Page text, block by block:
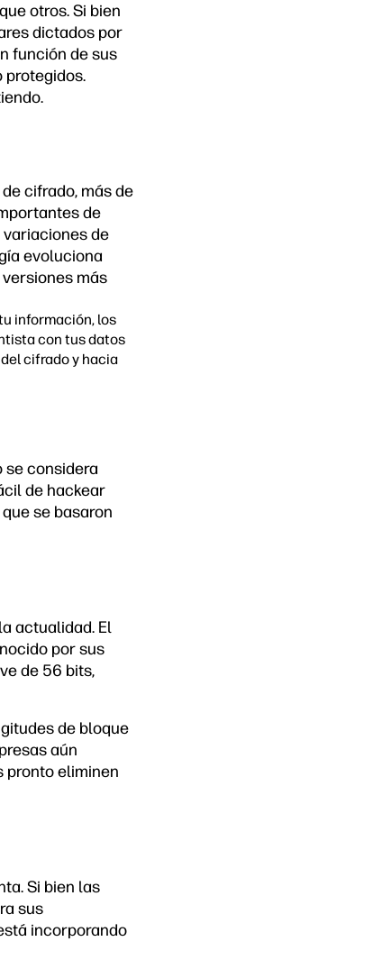
otros. Si bien
dictados por
función de sus
protegidos.
cifrado, más de
de
de
evoluciona
más
información, los
con tus datos
cifrado y hacia
se considera
de hackear
se basaron
actualidad. El
por sus
de 56 bits,
de bloque
aún
pronto eliminen
Si bien las
sus
incorporando